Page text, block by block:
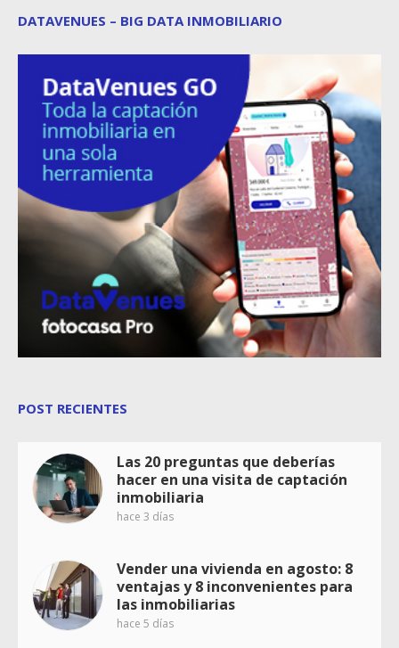
DATAVENUES – BIG DATA INMOBILIARIO
POST RECIENTES
Las 20 preguntas que deberías
hacer en una visita de captación
inmobiliaria
hace 3 días
Vender una vivienda en agosto: 8
ventajas y 8 inconvenientes para
las inmobiliarias
hace 5 días